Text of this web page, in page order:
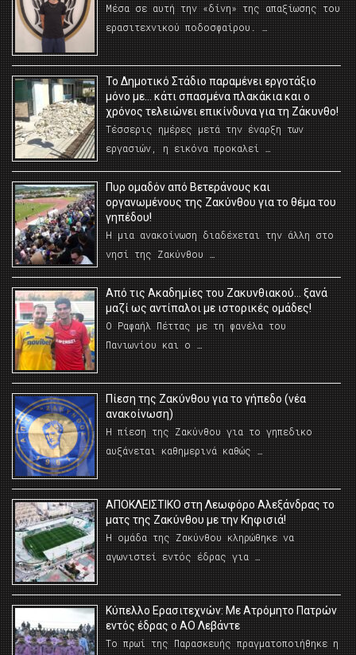
Μέσα σε αυτή την «δίνη» της απαξίωσης του
ερασιτεχνικού ποδοσφαίρου. …
Το Δημοτικό Στάδιο παραμένει εργοτάξιο
μόνο με… κάτι σπασμένα πλακάκια και ο
χρόνος τελειώνει επικίνδυνα για τη Ζάκυνθο!
Τέσσερις ημέρες μετά την έναρξη των
εργασιών, η εικόνα προκαλεί …
Πυρ ομαδόν από Βετεράνους και
οργανωμένους της Ζακύνθου για το θέμα του
γηπέδου!
Η μια ανακοίνωση διαδέχεται την άλλη στο
νησί της Ζακύνθου …
Από τις Ακαδημίες του Ζακυνθιακού… ξανά
μαζί ως αντίπαλοι με ιστορικές ομάδες!
Ο Ραφαήλ Πέττας με τη φανέλα του
Πανιωνίου και ο …
Πίεση της Ζακύνθου για το γήπεδο (νέα
ανακοίνωση)
Η πίεση της Ζακύνθου για το γηπεδικο
αυξάνεται καθημερινά καθώς …
AΠΟΚΛΕΙΣΤΙΚΟ στη Λεωφόρο Αλεξάνδρας το
ματς της Ζακύνθου με την Κηφισιά!
Η ομάδα της Ζακύνθου κληρώθηκε να
αγωνιστεί εντός έδρας για …
Κύπελλο Ερασιτεχνών: Με Ατρόμητο Πατρών
εντός έδρας ο ΑΟ Λεβάντε
Το πρωί της Παρασκευής πραγματοποιήθηκε η